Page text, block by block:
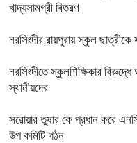
খাদ্যসামগ্রী বিতরণ
নরসিংদীর রায়পুরায় স্কুল
নরসিংদীতে স্কুলশিক্ষিকার
স্থানীয়দের
সরোয়ার তুষার কে প্রধান করে
উপ কমিটি গঠন